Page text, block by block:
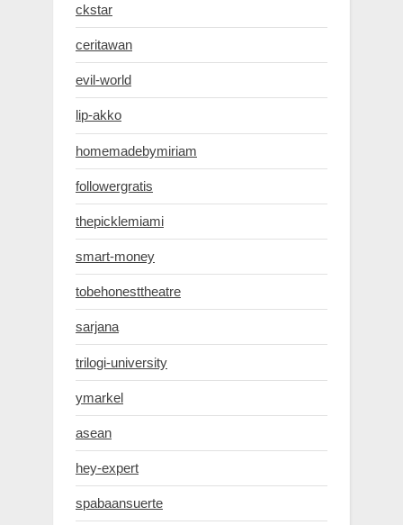
ckstar
ceritawan
evil-world
lip-akko
homemadebymiriam
followergratis
thepicklemiami
smart-money
tobehonesttheatre
sarjana
trilogi-university
ymarkel
asean
hey-expert
spabaansuerte